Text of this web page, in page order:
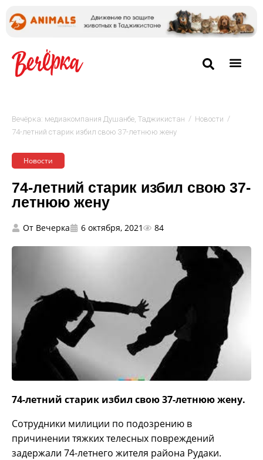
Вечёрка: медиакомпания Душанбе, Таджикистан / Новости /
74-летний старик избил свою 37-летнюю жену
Новости
74-летний старик избил свою 37-
летнюю жену
От Вечерка 6 октября, 2021 84
74-летний старик избил свою 37-летнюю жену.
Сотрудники милиции по подозрению в
причинении тяжких телесных повреждений
задержали 74-летнего жителя района Рудаки.